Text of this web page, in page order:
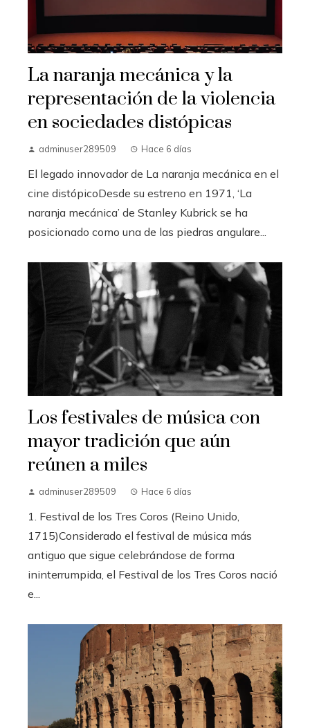
La naranja mecánica y la
representación de la violencia
en sociedades distópicas
adminuser289509 Hace 6 días
El legado innovador de La naranja mecánica en el
cine distópicoDesde su estreno en 1971, ‘La
naranja mecánica’ de Stanley Kubrick se ha
posicionado como una de las piedras angulare...
Los festivales de música con
mayor tradición que aún
reúnen a miles
adminuser289509 Hace 6 días
1. Festival de los Tres Coros (Reino Unido,
1715)Considerado el festival de música más
antiguo que sigue celebrándose de forma
ininterrumpida, el Festival de los Tres Coros nació
e...